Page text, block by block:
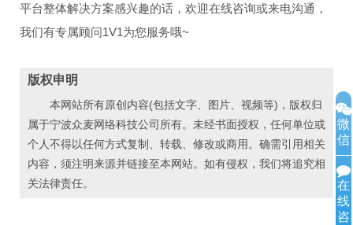
平台整体解决方案感兴趣的话，欢迎在线咨询或来电沟通，
我们有专属顾问1V1为您服务哦~
版权申明
本网站所有原创内容(包括文字、图片、视频等)，版权归
属于宁波众麦网络科技公司所有。未经书面授权，任何单位或
个人不得以任何方式复制、转载、修改或商用。确需引用相关
内容，须注明来源并链接至本网站。如有侵权，我们将追究相
关法律责任。
微
信
在
线
咨